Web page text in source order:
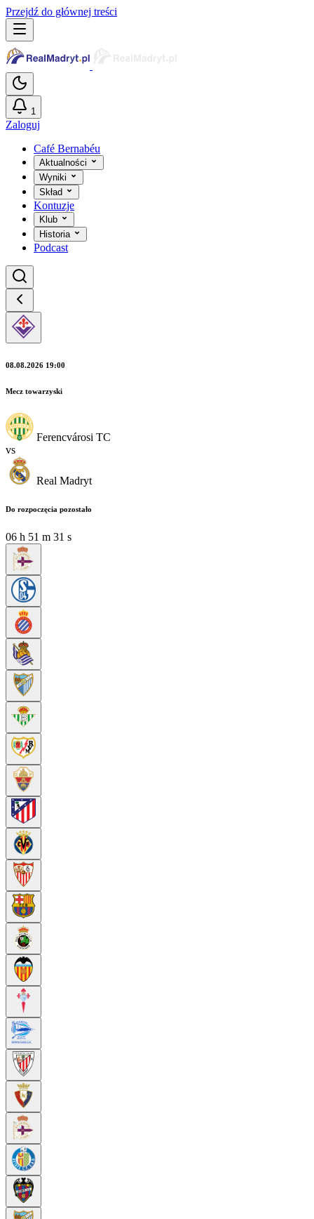
Przejdź do głównej treści
1
Zaloguj
Café Bernabéu
Aktualności
Wyniki
Skład
Kontuzje
Klub
Historia
Podcast
08.08.2026 19:00
Mecz towarzyski
Ferencvárosi TC
vs
Real Madryt
Do rozpoczęcia pozostało
06 h 51 m 29 s